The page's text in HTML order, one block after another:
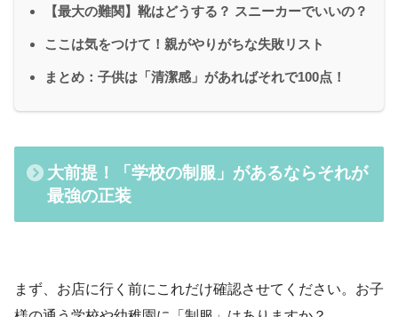
【最大の難関】靴はどうする？ スニーカーでいいの？
ここは気をつけて！親がやりがちな失敗リスト
まとめ：子供は「清潔感」があればそれで100点！
大前提！「学校の制服」があるならそれが
最強の正装
まず、お店に行く前にこれだけ確認させてください。お子